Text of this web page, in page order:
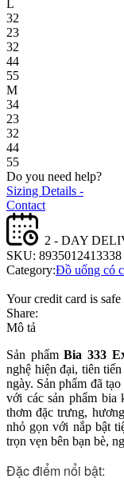
L
32
23
32
44
55
M
34
23
32
44
55
Do you need help?
Sizing Details -
Contact
2 - DAY
SKU: 8935012413338
Category:Đồ uống có
Your credit card is
Share:
Mô tả
Sản phẩmBia 333
nghệ hiện đại, tiên
ngày. Sản phẩm đã
với các sản phẩm bia
thơm đặc trưng,
nhỏ gọn với nắp bật
trọn vẹn bên bạn bè,
Đặc điểm nổi bật: